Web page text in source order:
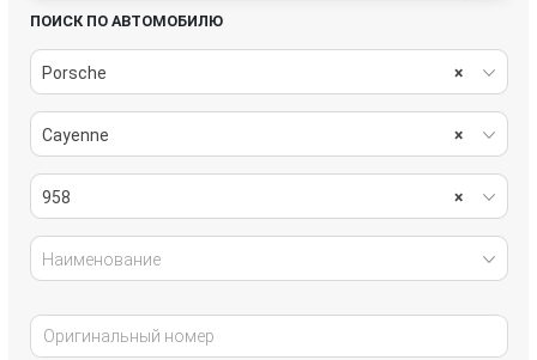
системы комфорта
стеклоочистители топливная система
тормозная система
ПОИСК ПО АВТОМОБИЛЮ
×
Porsche
×
Cayenne
×
958
Наименование